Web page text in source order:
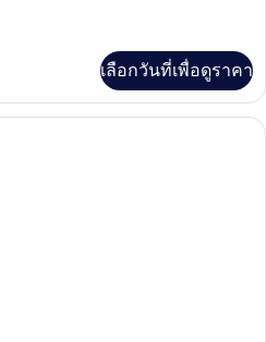
เลือกวันที่เพื่อดูราคา
ห้องดับเบิล, วิวสวน | เครื่องนอนระดั